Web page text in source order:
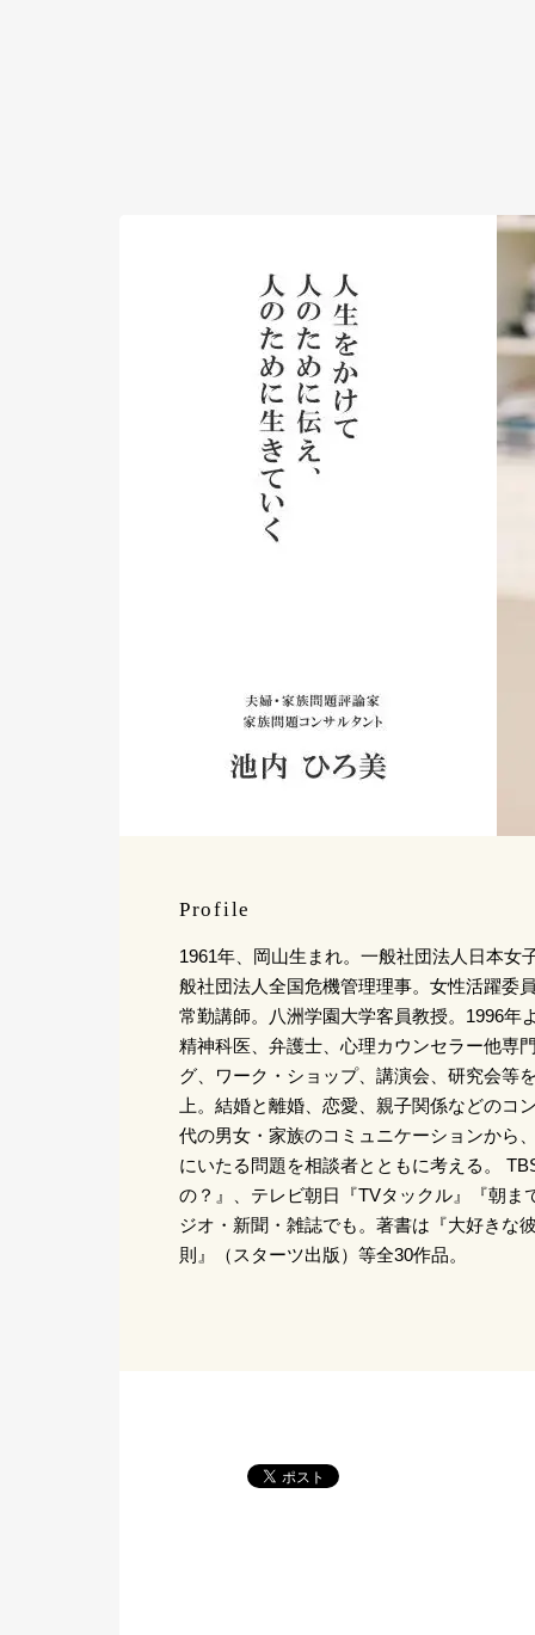
Profile
1961年、岡山生まれ。一般社団法人日本女
般社団法人全国危機管理理事。女性活躍委
常勤講師。八洲学園大学客員教授。1996年
精神科医、弁護士、心理カウンセラー他専
グ、ワーク・ショップ、講演会、研究会等
上。結婚と離婚、恋愛、親子関係などのコ
代の男女・家族のコミュニケーションから
にいたる問題を相談者とともに考える。
の？』、テレビ朝日『TVタックル』『朝ま
ジオ・新聞・雑誌でも。著書は『大好きな
則』（スターツ出版）等全30作品。